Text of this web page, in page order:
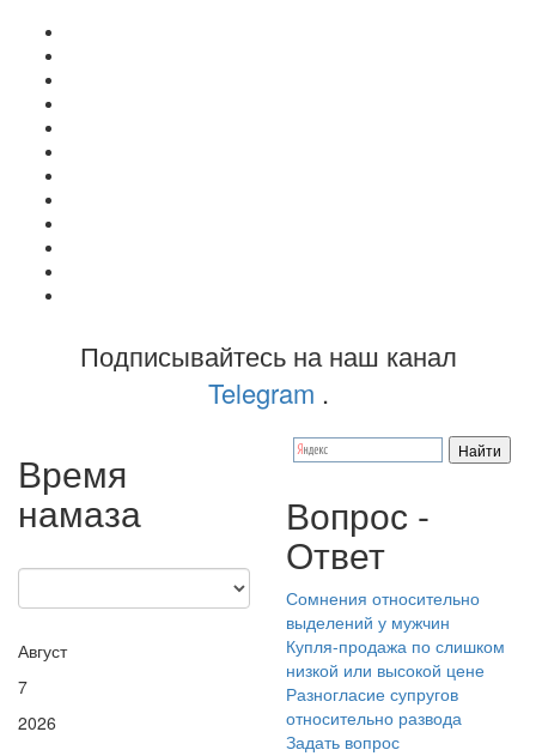
Подписывайтесь на наш канал
Telegram .
Время
намаза
Август
7
2026
Вопрос -
Ответ
Сомнения относительно
выделений у мужчин
Купля-продажа по слишком
низкой или высокой цене
Разногласие супругов
относительно развода
Задать вопрос